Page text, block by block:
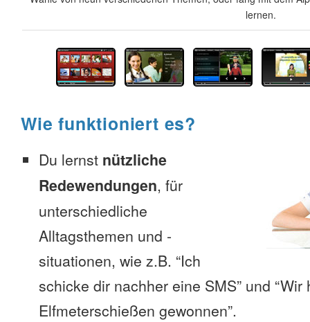
lernen.
Wie funktioniert es?
Du lernst nützliche
Redewendungen, für
unterschiedliche
Alltagsthemen und -
situationen, wie z.B. “Ich
schicke dir nachher eine SMS” und
Elfmeterschießen gewonnen”.